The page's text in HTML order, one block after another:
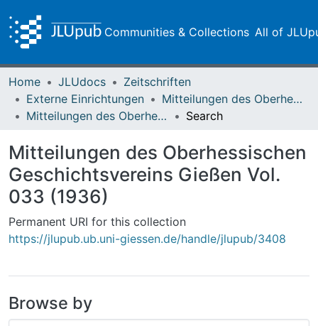
Communities & Collections All of
Home JLUdocs
Zeitschriften
Externe Einrichtungen
Mitteilungen des Oberhessischen Geschichtsvereins Gießen
Mitteilungen des Oberhessischen Geschichtsvereins Gießen Vol. 033 (1936)
Search
Mitteilungen des Oberhessischen
Geschichtsvereins Gießen Vol.
033 (1936)
Permanent URI for this collection
https://jlupub.ub.uni-giessen.de/handle/jlupub/3408
Browse by